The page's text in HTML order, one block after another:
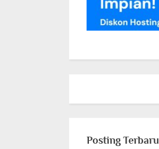
Posting Terbaru